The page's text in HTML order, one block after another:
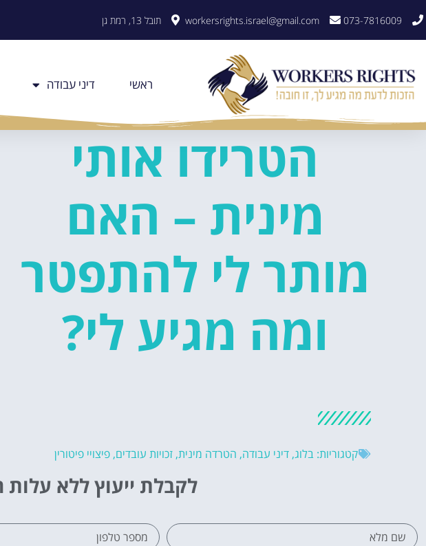
073-7816009
workersrights.israel@gmail.com תובל 13, רמת גן
ראשי דיני עבודה
הטרידו אותי
מינית – האם
מותר לי להתפטר
ומה מגיע לי?
קטגוריות: בלוג, דיני עבודה, הטרדה מינית, זכויות עובדים, פיצויי פיטורין
לקבלת ייעוץ ללא עלות